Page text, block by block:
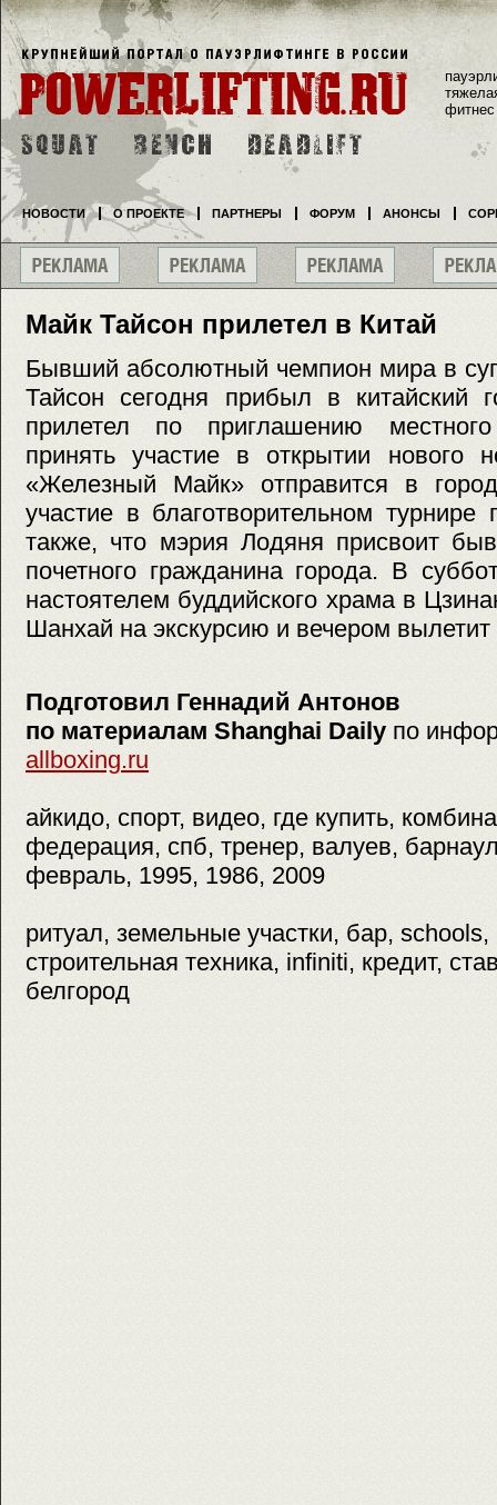
Майк Тайсон прилетел в Китай
Бывший абсолютный чемпион мира в
Тайсон сегодня прибыл в китайский
прилетел по приглашению
принять участие в открытии нового
«Железный Майк» отправится в
участие в благотворительном
также, что мэрия Лодяня присвоит
почетного гражданина города. В
настоятелем буддийского храма в
Шанхай на экскурсию и вечером
Подготовил Геннадий Антонов
по материалам Shanghai Daily по
allboxing.ru
айкидо, спорт, видео, где купить,
федерация, спб, тренер, валуев,
февраль, 1995, 1986, 2009
ритуал, земельные участки, бар,
строительная техника, infiniti, кредит,
белгород
фитнес
НОВОСТИ О ПРОЕКТЕ ПАРТНЕРЫ ФОРУМ АНОНСЫ